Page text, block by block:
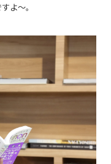
よ～。